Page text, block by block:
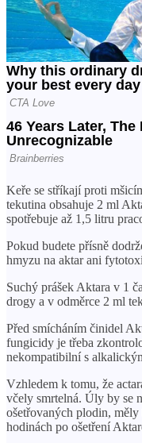
Keře se stříkají proti
tekutina obsahuje 2 ml
spotřebuje až 1,5 litru
Pokud budete přísně
hmyzu na aktar ani
Suchý prášek Aktara v 1
drogy a v odměrce 2 ml
Před smícháním činidel
fungicidy je třeba
nekompatibilní s
Vzhledem k tomu, že
včely smrtelná. Úly by se
ošetřovaných plodin,
hodinách po ošetření